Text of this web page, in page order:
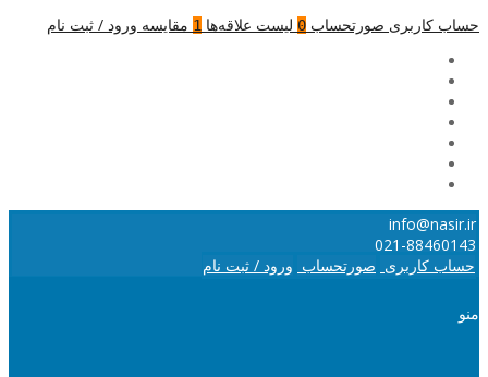
حساب کاربری صورتحساب 0 لیست علاقه‌ها 1 مقایسه ورود / ثبت نام
info@nasir.ir
021-88460143
حساب کاربری صورتحساب ورود / ثبت نام
منو